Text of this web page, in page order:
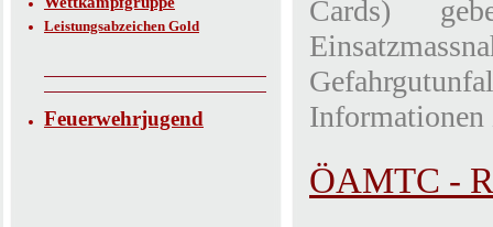
Leistungsabzeichen Gold
Feuerwehrjugend
Cards)
Informationen
ÖAMTC -